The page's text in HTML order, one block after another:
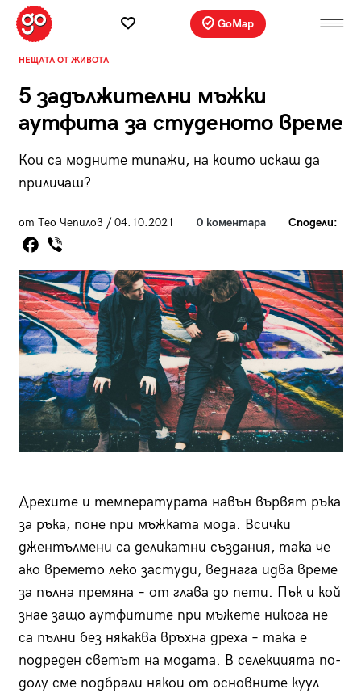
GoMap
НЕЩАТА ОТ ЖИВОТА
5 задължителни мъжки
аутфита за студеното време
Кои са модните типажи, на които искаш да
приличаш?
от Тео Чепилов / 04.10.2021 0 коментара Сподели:
Дрехите и температурата навън вървят ръка
за ръка, поне при мъжката мода. Всички
джентълмени са деликатни създания, така че
ако времето леко застуди, веднага идва време
за пълна премяна – от глава до пети. Пък и кой
знае защо аутфитите при мъжете никога не
са пълни без някаква връхна дреха – така е
подреден светът на модата. В селекцията по-
долу сме подбрали някои от основните куул